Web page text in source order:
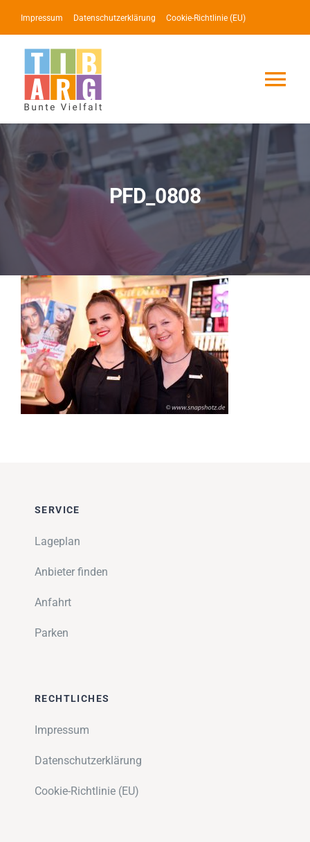
Inhalt
springen
Impressum Datenschutzerklärung Cookie-Richtlinie (EU)
Lotse
Service
Events
Impressionen
Über uns
SUCHE
PFD_0808
SERVICE
Lageplan
Anbieter finden
Anfahrt
Parken
RECHTLICHES
Impressum
Datenschutzerklärung
Cookie-Richtlinie (EU)